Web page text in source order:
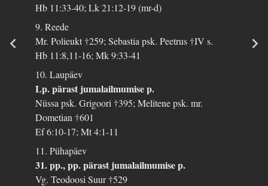
Hb 11:33-40; Lk 21:12-19 (mr-d)
9. Reede
Mr. Polieukt †259; Sebastia psk. Peetrus †IV s.
Hb 11:8,11-16; Mk 9:33-41
10. Laupäev
Lp. pärast jumalailmumise p.
Nüssa psk. Grigoori †395; Melitene psk. mr.
Dometian †601
Ef 6:10-17; Mt 4:1-11
11. Pühapäev
31. pp., pp. pärast jumalailmumise p.
Vg. Teodoosi Suur †529